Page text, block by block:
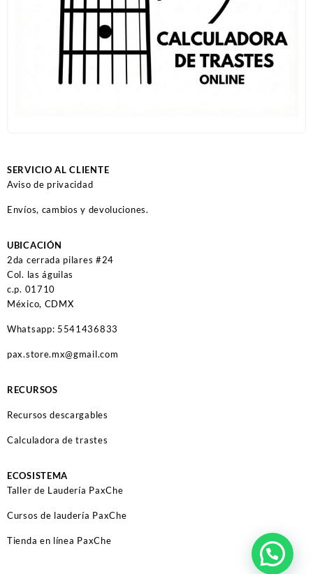
SERVICIO AL CLIENTE
Aviso de privacidad
Envíos, cambios y devoluciones.
UBICACIÓN
2da cerrada pilares #24
Col. las águilas
c.p. 01710
México, CDMX
Whatsapp: 5541436833
pax.store.mx@gmail.com
RECURSOS
Recursos descargables
Calculadora de trastes
ECOSISTEMA
Taller de Laudería PaxChe
Cursos de laudería PaxChe
Tienda en línea PaxChe